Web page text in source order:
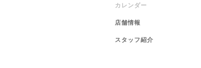
カレンダー
店舗情報
スタッフ紹介